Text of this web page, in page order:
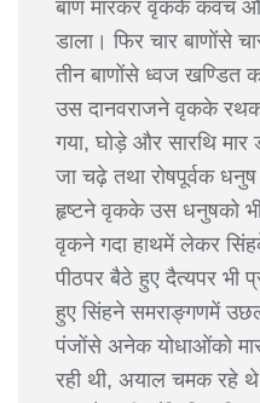
बाण मारकर वृकके कवच
डाला। फिर चार बाणोंसे
तीन बाणोंसे ध्वज खण्डित
उस दानवराजने वृकके
गया, घोड़े और सारथि
जा चढ़े तथा रोषपूर्वक
हृष्टने वृकके उस धनुषको
वृकने गदा हाथमें लेकर
पीठपर बैठे हुए दैत्यपर भी
हुए सिंहने समराङ्गणमें
पंजोंसे अनेक योधाओंको
रही थी, अयाल चमक रहे